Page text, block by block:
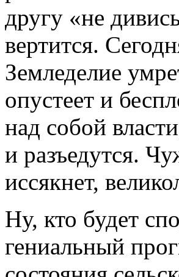
другу «не
вертится.
Земледелие
опустеет и
над собой
и разъедутся.
иссякнет,
Ну, кто будет
гениальный